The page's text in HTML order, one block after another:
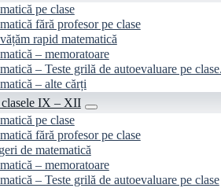
pe clase
fără profesor pe clase
rapid matematică
– memoratoare
– Teste grilă de autoevaluare pe
– alte cărți
clasele IX – XII
pe clase
fără profesor pe clase
de matematică
– memoratoare
– Teste grilă de autoevaluare pe clase